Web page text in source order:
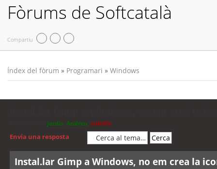
Fòrums de Softcatalà
Compartiu
Índex del fòrum » Programari » Windows
jordis Andreu cubells
Envia una resposta
Instal.lar Gimp a Windows, no em crea la